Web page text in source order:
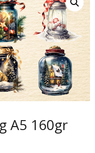
A5 160gr